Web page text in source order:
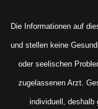
Die Informationen auf
und stellen keine
oder seelischen
zugelassenen Arzt.
individuell, deshalb